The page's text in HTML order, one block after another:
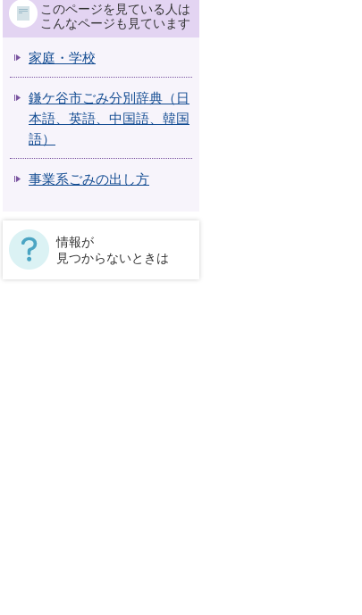
このページを見ている人は
こんなページも見ています
家庭・学校
鎌ケ谷市ごみ分別辞典（日
本語、英語、中国語、韓国
語）
事業系ごみの出し方
情報が
見つからないときは